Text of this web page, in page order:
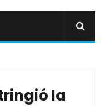
la